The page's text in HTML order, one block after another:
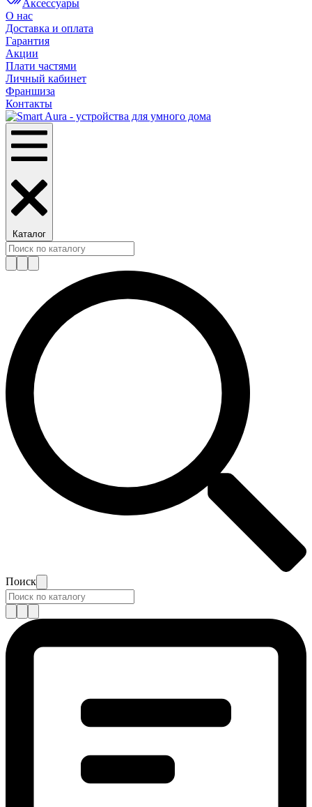
Аксессуары
О нас
Доставка и оплата
Гарантия
Акции
Плати частями
Личный кабинет
Франшиза
Контакты
Каталог
Поиск